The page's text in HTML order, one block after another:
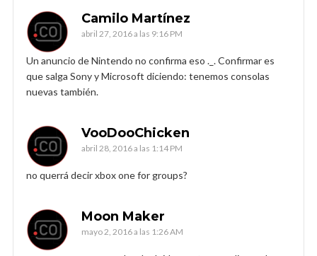
Camilo Martínez
abril 27, 2016 a las 9:16 PM
Un anuncio de Nintendo no confirma eso ._. Confirmar es
que salga Sony y Microsoft diciendo: tenemos consolas
nuevas también.
VooDooChicken
abril 28, 2016 a las 1:14 PM
no querrá decir xbox one for groups?
Moon Maker
mayo 2, 2016 a las 1:26 AM